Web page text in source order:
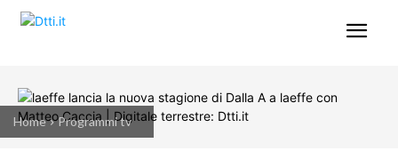
Home Programmi tv